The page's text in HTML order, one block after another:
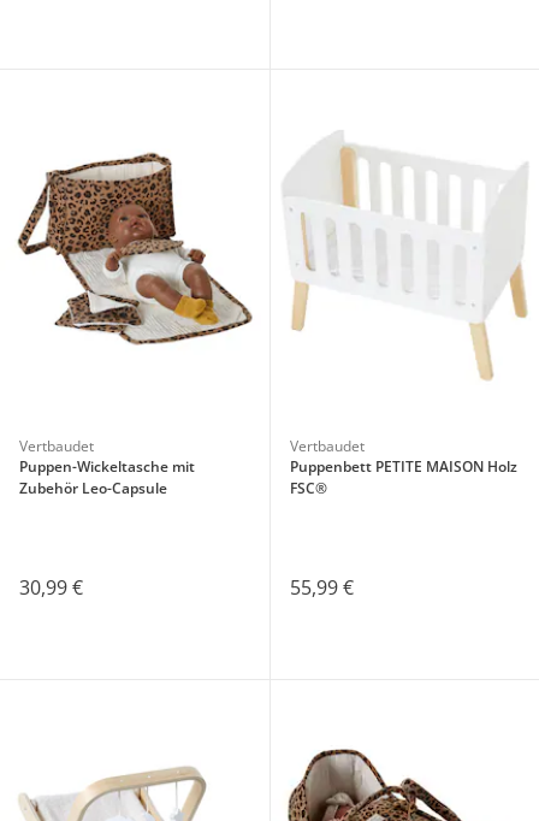
Vertbaudet
Puppen-Wickeltasche mit
Zubehör Leo-Capsule
30,99 €
Vertbaudet
Puppenbett PETITE MAISON Holz
FSC®
55,99 €